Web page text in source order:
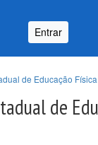
Entrar
de Educação
de